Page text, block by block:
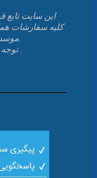
اين سايت تابع
موسسات و سازمان ها پذیرفته می شود.
_ توجه : لطفا در تایم کاری تماس بگیرید .